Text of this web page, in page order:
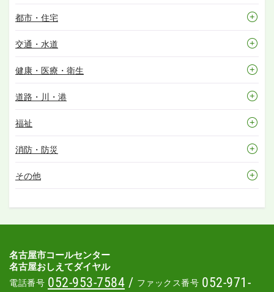
都市・住宅
交通・水道
健康・医療・衛生
道路・川・港
福祉
消防・防災
その他
名古屋市コールセンター
名古屋おしえてダイヤル
電話番号 052-953-7584 / ファックス番号 052-971-